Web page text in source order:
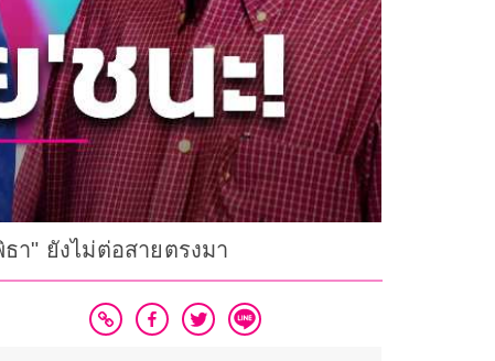
า" ยังไม่ต่อสายตรงมา